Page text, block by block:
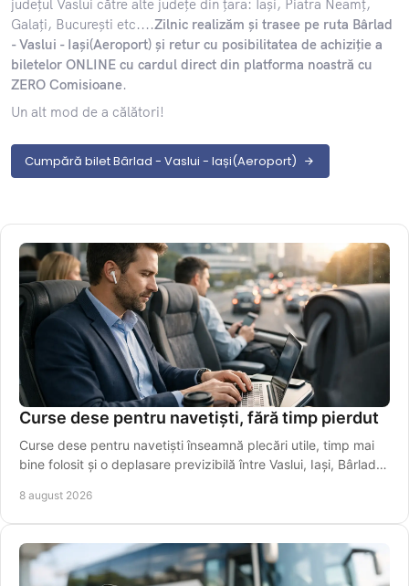
județul Vaslui către alte județe din țara: Iași, Piatra Neamț,
Galați, București etc....Zilnic realizăm și trasee pe ruta Bârlad
- Vaslui - Iași(Aeroport) și retur cu posibilitatea de achiziție a
biletelor ONLINE cu cardul direct din platforma noastră cu
ZERO Comisioane.
Un alt mod de a călători!
Cumpără bilet Bârlad - Vaslui - Iași(Aeroport)
Curse dese pentru navetiști, fără timp pierdut
Curse dese pentru navetiști înseamnă plecări utile, timp mai
bine folosit și o deplasare previzibilă între Vaslui, Iași, Bârlad și
8 august 2026